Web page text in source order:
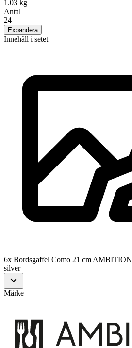
1.03 kg
Antal
24
Expandera
Innehåll i setet
6x Bordsgaffel Como 21 cm AMBITION
silver
Märke